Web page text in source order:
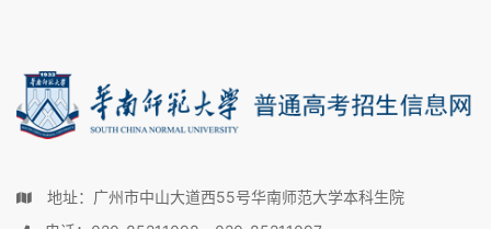
地址：广州市中山大道西55号华南师范大学本科生院